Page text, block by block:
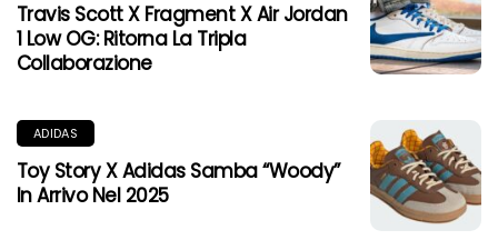
Travis Scott X Fragment X Air Jordan
1 Low OG: Ritorna La Tripla
Collaborazione
ADIDAS
Toy Story X Adidas Samba “Woody”
In Arrivo Nel 2025